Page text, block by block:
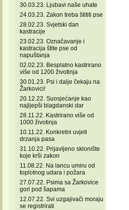
30.03.23. Ljubavi naše uhate
24.03.23. Zakon treba štititi pse
28.02.23. Svjetski dan
kastracije
23.02.23. Označavanje i
kastracija štite pse od
napuštanja
02.02.23. Besplatno kastrirano
više od 1200 životinja
30.01.23. Psi i dalje čekaju na
Žarkovici!
20.12.22. Suosjećanje kao
najljepši blagdanski dar
28.11.22. Kastrirano više od
1000 životinja
10.11.22. Konkretni uvjeti
drzanja pasa
31.10.22. Prijavljeno sklonište
koje krši zakon
11.08.22. Na lancu umiru od
toplotnog udara i požara
27.07.22. Psima sa Žarkovice
gori pod šapama
12.07.22. Svi uzgajivači moraju
se registrirati